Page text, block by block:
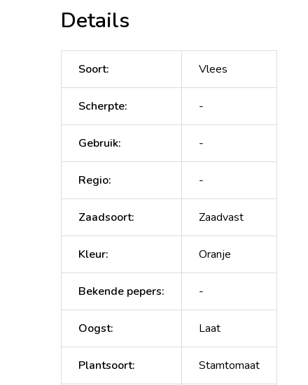
Details
Soort: Vlees
Scherpte: -
Gebruik: -
Regio: -
Zaadsoort: Zaadvast
Kleur: Oranje
Bekende pepers: -
Oogst: Laat
Plantsoort: Stamtomaat